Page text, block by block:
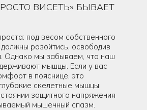
ВИСЕТЬ» БЫВАЕТ
под весом собственного
разойтись, освободив
Однако мы забываем, что наш
мышцы. Если у вас
в пояснице, это
скелетные мышцы
защитного напряжения
мышечный спазм.